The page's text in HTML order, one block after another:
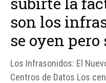
son los
se oyen
Los Infrasonidos: El
Centros de Datos Los